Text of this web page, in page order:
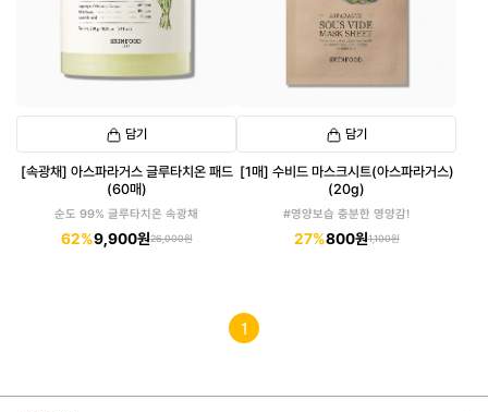
담기
[속광채] 아스파라거스 글루타치온 패드
(60매)
순도 99% 글루타치온 속광채
62%9,900원26,000원
담기
[1매] 수비드 마스크시트(아스파라거스)
(20g)
#영양보습 충분한 영양감!
27%800원1,100원
1